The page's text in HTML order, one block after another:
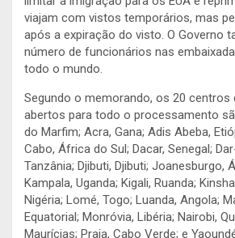
viajam com vistos temporários, mas
após a expiração do visto. O Governo
número de funcionários nas
todo o mundo.
Segundo o memorando, os 20 centros
abertos para todo o processamento
do Marfim; Acra, Gana; Adis Abeba,
Cabo, África do Sul; Dacar, Senegal;
Tanzânia; Djibuti, Djibuti; Joanesburgo,
Kampala, Uganda; Kigali, Ruanda;
Nigéria; Lomé, Togo; Luanda, Angola;
Equatorial; Monróvia, Libéria; Nairobi,
Maurícias; Praia, Cabo Verde; e